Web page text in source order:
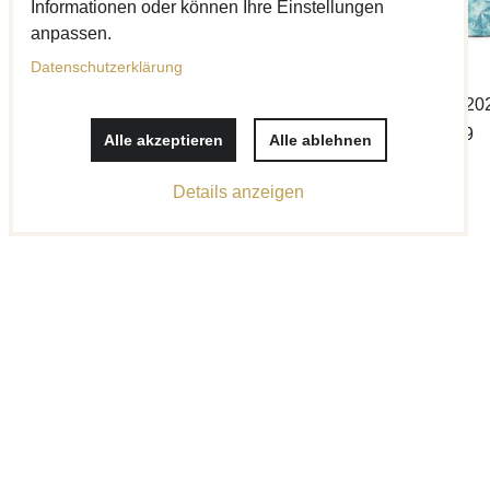
Halsband
Edition #19
Preis mit MwSt.
ab 26 €
Informationen oder können Ihre Einstellungen
anpassen.
Datenschutzerklärung
Details anzeigen
Alle akzeptieren Alle ablehnen